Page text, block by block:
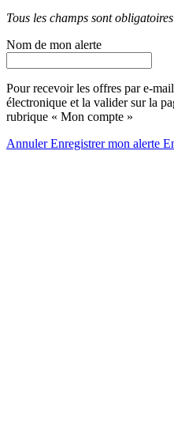
Tous les champs sont obligatoires
Nom de mon alerte
Pour recevoir les offres par e-
électronique et la valider sur la
rubrique « Mon compte »
AnnulerEnregistrer mon alerte